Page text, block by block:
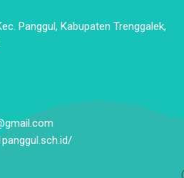
Panggul, Kabupaten Trenggalek,